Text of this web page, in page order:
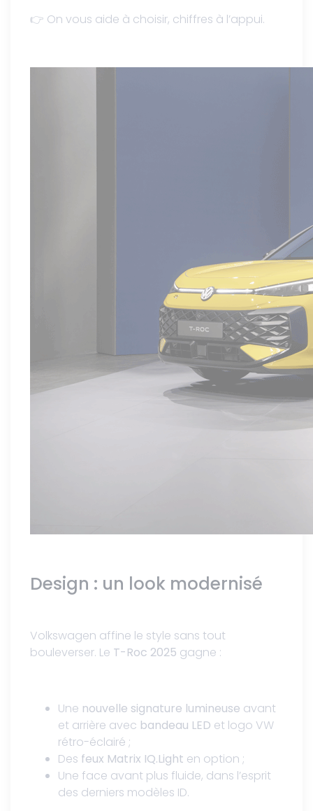
👉 On vous aide à choisir, chiffres à l’appui.
Design : un look modernisé
Volkswagen affine le style sans tout
bouleverser. Le T-Roc 2025 gagne :
Une nouvelle signature lumineuse avant
et arrière avec bandeau LED et logo VW
rétro-éclairé ;
Des feux Matrix IQ.Light en option ;
Une face avant plus fluide, dans l’esprit
des derniers modèles ID.